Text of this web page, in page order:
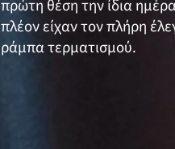
πρώτη θέση την ίδια
πλέον είχαν τον πλήρη
ράμπα τερματισμού.